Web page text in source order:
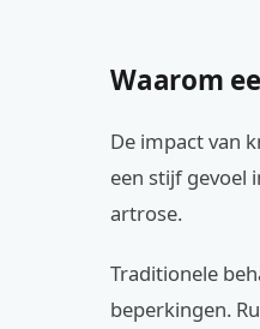
Waarom
De impact van
een stijf gevoel
artrose.
Traditionele
beperkingen.